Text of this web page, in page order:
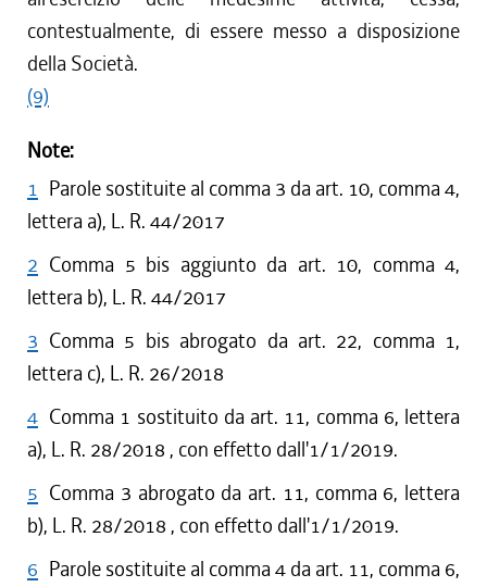
contestualmente, di essere messo a disposizione
della Società.
(9)
Note:
1 Parole sostituite al comma 3 da art. 10, comma 4,
lettera a), L. R. 44/2017
2 Comma 5 bis aggiunto da art. 10, comma 4,
lettera b), L. R. 44/2017
3 Comma 5 bis abrogato da art. 22, comma 1,
lettera c), L. R. 26/2018
4 Comma 1 sostituito da art. 11, comma 6, lettera
a), L. R. 28/2018 , con effetto dall'1/1/2019.
5 Comma 3 abrogato da art. 11, comma 6, lettera
b), L. R. 28/2018 , con effetto dall'1/1/2019.
6 Parole sostituite al comma 4 da art. 11, comma 6,